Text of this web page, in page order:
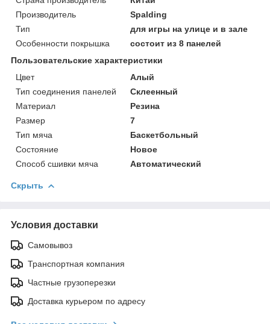
Производитель
Spalding
Тип
для игры на улице и в зале
Особенности покрышка
состоит из 8 панелей
Пользовательские характеристики
Цвет
Алый
Тип соединения панелей
Склеенный
Материал
Резина
Размер
7
Тип мяча
Баскетбольный
Состояние
Новое
Способ сшивки мяча
Автоматический
Скрыть
Условия доставки
Самовывоз
Транспортная компания
Частные грузоперезки
Доставка курьером по адресу